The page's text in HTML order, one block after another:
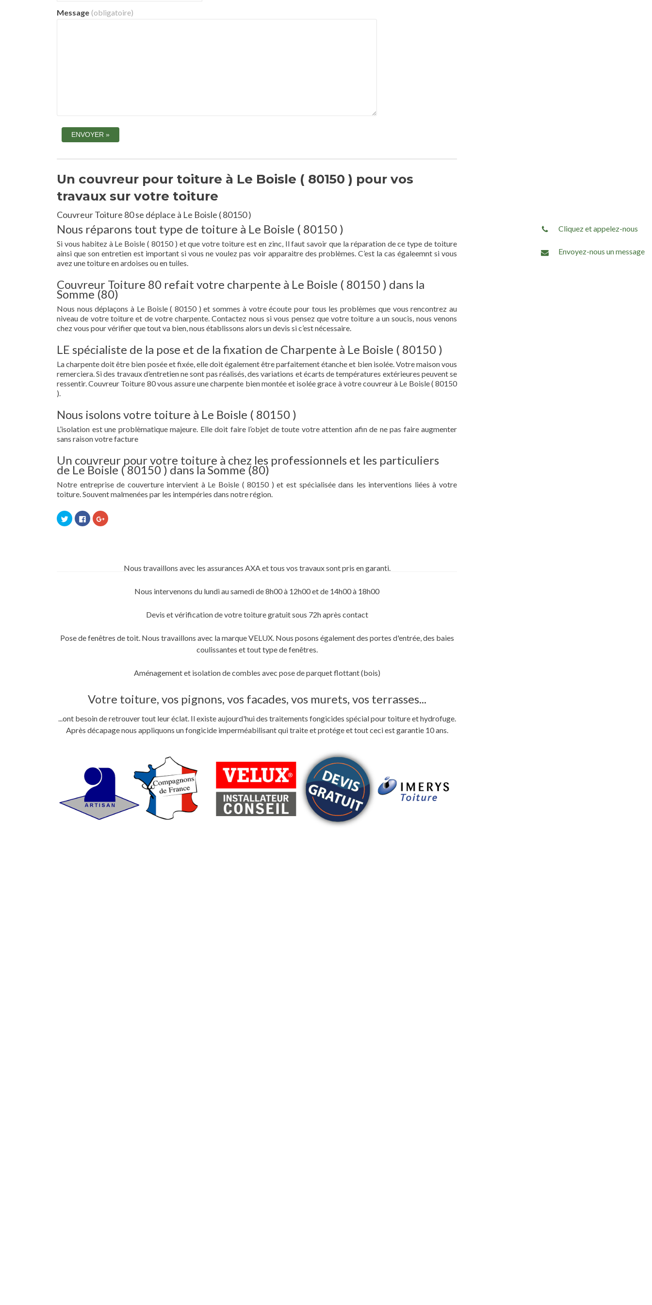
Message (obligatoire)
Un couvreur pour toiture à Le Boisle ( 80150 ) pour vos
travaux sur votre toiture
Couvreur Toiture 80 se déplace à Le Boisle ( 80150 )
Nous réparons tout type de toiture à Le Boisle ( 80150 )
Si vous habitez à Le Boisle ( 80150 ) et que votre toiture est en zinc, Il faut savoir que la réparation de ce type de toiture
ainsi que son entretien est important si vous ne voulez pas voir apparaitre des problèmes. C’est la cas égaleemnt si vous
avez une toiture en ardoises ou en tuiles.
Couvreur Toiture 80 refait votre charpente à Le Boisle ( 80150 ) dans la
Somme (80)
Nous nous déplaçons à Le Boisle ( 80150 ) et sommes à votre écoute pour tous les problèmes que vous rencontrez au
niveau de votre toiture et de votre charpente. Contactez nous si vous pensez que votre toiture a un soucis, nous venons
chez vous pour vérifier que tout va bien, nous établissons alors un devis si c’est nécessaire.
LE spécialiste de la pose et de la fixation de Charpente à Le Boisle ( 80150 )
La charpente doit être bien posée et fixée, elle doit également être parfaitement étanche et bien isolée. Votre maison vous
remerciera. Si des travaux d’entretien ne sont pas réalisés, des variations et écarts de températures extérieures peuvent se
ressentir. Couvreur Toiture 80 vous assure une charpente bien montée et isolée grace à votre couvreur à Le Boisle ( 80150
).
Nous isolons votre toiture à Le Boisle ( 80150 )
L’isolation est une problèmatique majeure. Elle doit faire l’objet de toute votre attention afin de ne pas faire augmenter
sans raison votre facture
Un couvreur pour votre toiture à chez les professionnels et les particuliers
de Le Boisle ( 80150 ) dans la Somme (80)
Notre entreprise de couverture intervient à Le Boisle ( 80150 ) et est spécialisée dans les interventions liées à votre
toiture. Souvent malmenées par les intempéries dans notre région.
Cliquez
pour
partager
Cliquez
pour
partager
Cliquez
pour
fenêtre)Nous travaillons avec les assurances AXA et tous vos travaux sont pris en garanti.
Nous intervenons du lundi au samedi de 8h00 à 12h00 et de 14h00 à 18h00
Devis et vérification de votre toiture gratuit sous 72h après contact
Pose de fenêtres de toit. Nous travaillons avec la marque VELUX. Nous posons également des portes d'entrée, des baies
coulissantes et tout type de fenêtres.
Aménagement et isolation de combles avec pose de parquet flottant (bois)
Votre toiture, vos pignons, vos facades, vos murets, vos terrasses...
...ont besoin de retrouver tout leur éclat. Il existe aujourd'hui des traitements fongicides spécial pour toiture et hydrofuge.
Après décapage nous appliquons un fongicide imperméabilisant qui traite et protége et tout ceci est garantie 10 ans.
Cliquez et appelez-nous
Envoyez-nous un message